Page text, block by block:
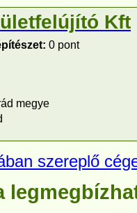
Kft
0 pont
megye
szereplő